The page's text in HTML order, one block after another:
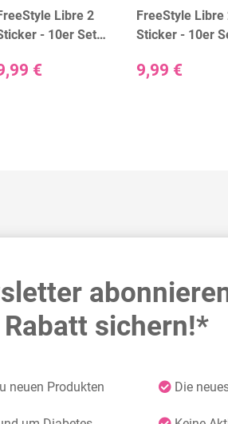
Libre 2
- 10er Set
€
FreeStyle Libre
Sticker - 10er
9,99 €
Rabatt sichern!*
neuen Produkten Die